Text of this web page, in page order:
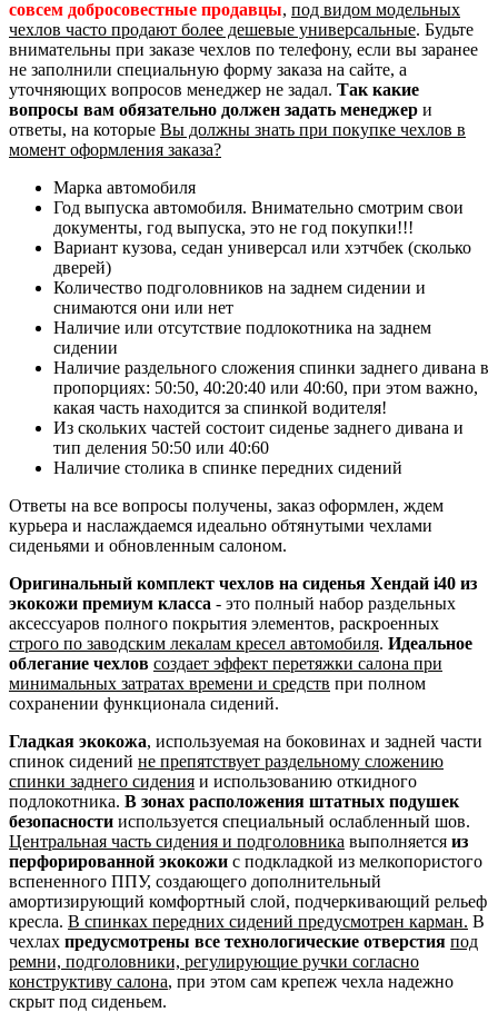
совсем добросовестные продавцы, под видом модельных
чехлов часто продают более дешевые универсальные. Будьте
внимательны при заказе чехлов по телефону, если вы заранее
не заполнили специальную форму заказа на сайте, а
уточняющих вопросов менеджер не задал. Так какие
вопросы вам обязательно должен задать менеджер и
ответы, на которые Вы должны знать при покупке чехлов в
момент оформления заказа?
Марка автомобиля
Год выпуска автомобиля. Внимательно смотрим свои
документы, год выпуска, это не год покупки!!!
Вариант кузова, седан универсал или хэтчбек (сколько
дверей)
Количество подголовников на заднем сидении и
снимаются они или нет
Наличие или отсутствие подлокотника на заднем
сидении
Наличие раздельного сложения спинки заднего дивана в
пропорциях: 50:50, 40:20:40 или 40:60, при этом важно,
какая часть находится за спинкой водителя!
Из скольких частей состоит сиденье заднего дивана и
тип деления 50:50 или 40:60
Наличие столика в спинке передних сидений
Ответы на все вопросы получены, заказ оформлен, ждем
курьера и наслаждаемся идеально обтянутыми чехлами
сиденьями и обновленным салоном.
Оригинальный комплект чехлов на сиденья Хендай i40 из
экокожи премиум класса - это полный набор раздельных
аксессуаров полного покрытия элементов, раскроенных
строго по заводским лекалам кресел автомобиля. Идеальное
облегание чехлов создает эффект перетяжки салона при
минимальных затратах времени и средств при полном
сохранении функционала сидений.
Гладкая экокожа, используемая на боковинах и задней части
спинок сидений не препятствует раздельному сложению
спинки заднего сидения и использованию откидного
подлокотника. В зонах расположения штатных подушек
безопасности используется специальный ослабленный шов.
Центральная часть сидения и подголовника выполняется из
перфорированной экокожи с подкладкой из мелкопористого
вспененного ППУ, создающего дополнительный
амортизирующий комфортный слой, подчеркивающий рельеф
кресла. В спинках передних сидений предусмотрен карман. В
чехлах предусмотрены все технологические отверстия под
ремни, подголовники, регулирующие ручки согласно
конструктиву салона, при этом сам крепеж чехла надежно
скрыт под сиденьем.